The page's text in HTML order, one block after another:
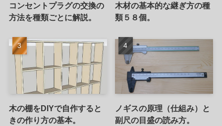
コンセントプラグの交換の
方法を種類ごとに解説。
木材の基本的な継ぎ方の種
類５８個。
木の棚をDIYで自作すると
きの作り方の基本。
ノギスの原理（仕組み）と
副尺の目盛の読み方。